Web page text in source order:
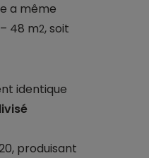
a même
48 m2, soit
identique
produisant